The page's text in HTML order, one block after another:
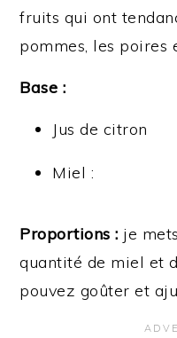
fruits qui ont
pommes, les poires
Base :
Jus de citron
Miel :
Proportions : je
quantité de miel et
pouvez goûter et